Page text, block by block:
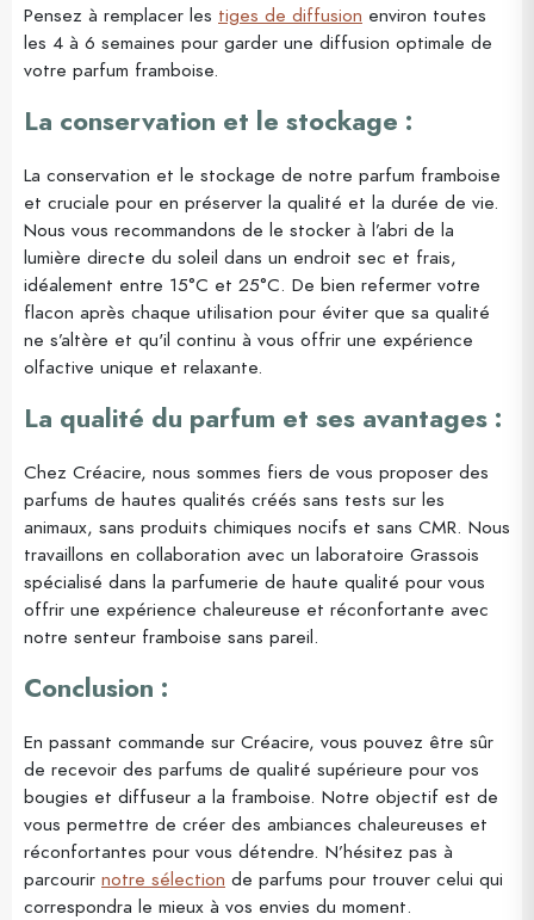
Pensez à remplacer les tiges de diffusion environ toutes
les 4 à 6 semaines pour garder une diffusion optimale de
votre parfum framboise.
La conservation et le stockage :
La conservation et le stockage de notre parfum framboise
et cruciale pour en préserver la qualité et la durée de vie.
Nous vous recommandons de le stocker à l’abri de la
lumière directe du soleil dans un endroit sec et frais,
idéalement entre 15°C et 25°C. De bien refermer votre
flacon après chaque utilisation pour éviter que sa qualité
ne s’altère et qu'il continu à vous offrir une expérience
olfactive unique et relaxante.
La qualité du parfum et ses avantages :
Chez Créacire, nous sommes fiers de vous proposer des
parfums de hautes qualités créés sans tests sur les
animaux, sans produits chimiques nocifs et sans CMR. Nous
travaillons en collaboration avec un laboratoire Grassois
spécialisé dans la parfumerie de haute qualité pour vous
offrir une expérience chaleureuse et réconfortante avec
notre senteur framboise sans pareil.
Conclusion :
En passant commande sur Créacire, vous pouvez être sûr
de recevoir des parfums de qualité supérieure pour vos
bougies et diffuseur a la framboise. Notre objectif est de
vous permettre de créer des ambiances chaleureuses et
réconfortantes pour vous détendre. N’hésitez pas à
parcourir notre sélection de parfums pour trouver celui qui
correspondra le mieux à vos envies du moment.